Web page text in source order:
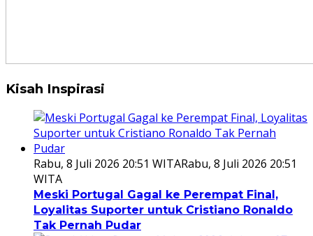
Kisah Inspirasi
Rabu, 8 Juli 2026 20:51 WITARabu, 8 Juli 2026 20:51
WITA
Meski Portugal Gagal ke Perempat Final,
Loyalitas Suporter untuk Cristiano Ronaldo
Tak Pernah Pudar